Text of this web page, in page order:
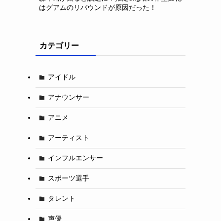
はグアムのリバウンドが原因だった！
カテゴリー
アイドル
アナウンサー
アニメ
アーティスト
インフルエンサー
スポーツ選手
タレント
声優